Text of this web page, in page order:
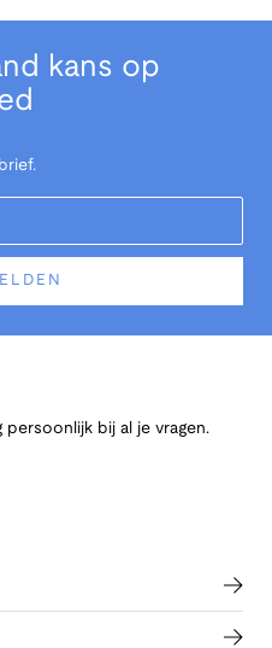
kans op
persoonlijk bij al je vragen.